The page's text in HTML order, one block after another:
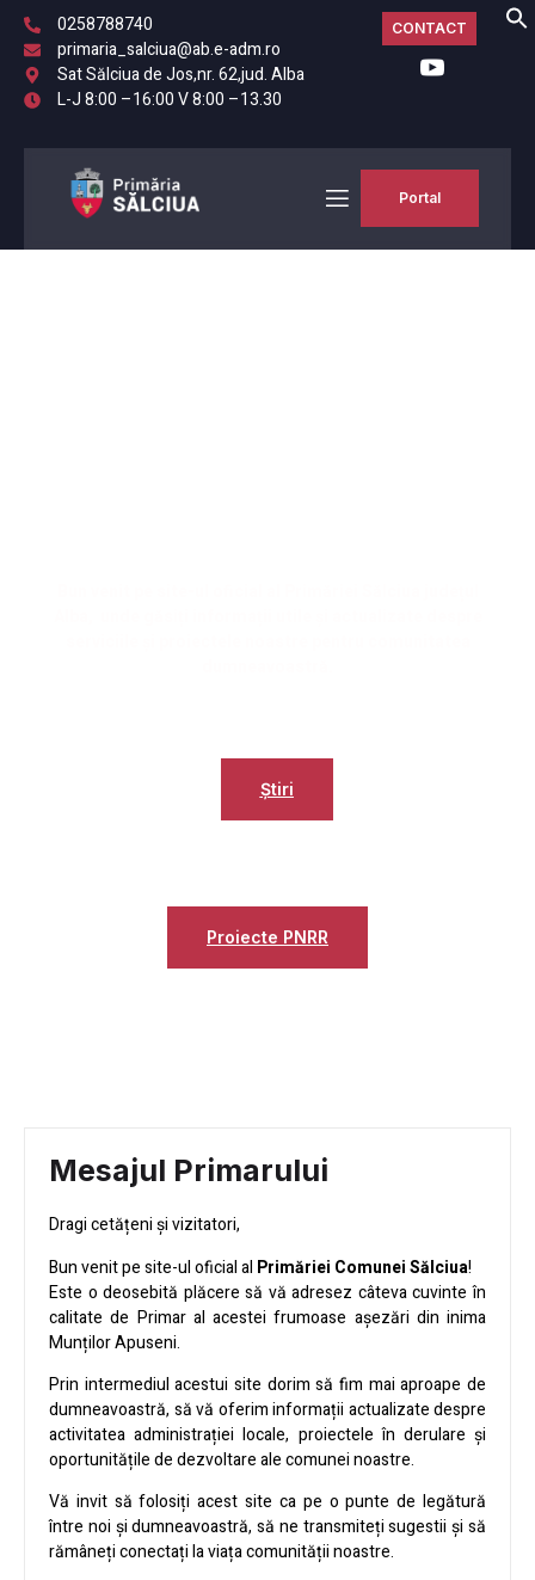
0258788740
primaria_salciua@ab.e-adm.ro
Sat Sălciua de Jos,nr. 62,jud. Alba
L-J 8:00 –16:00 V 8:00 –13.30
CONTACT
Portal
Știri
Proiecte PNRR
Mesajul Primarului
Dragi cetățeni și vizitatori,
Bun venit pe site-ul oficial al Primăriei Comunei Sălciua!
Este o deosebită plăcere să vă adresez câteva cuvinte în
calitate de Primar al acestei frumoase așezări din inima
Munților Apuseni.
Prin intermediul acestui site dorim să fim mai aproape de
dumneavoastră, să vă oferim informații actualizate despre
activitatea administrației locale, proiectele în derulare și
oportunitățile de dezvoltare ale comunei noastre.
Vă invit să folosiți acest site ca pe o punte de legătură
între noi și dumneavoastră, să ne transmiteți sugestii și să
rămâneți conectați la viața comunității noastre.